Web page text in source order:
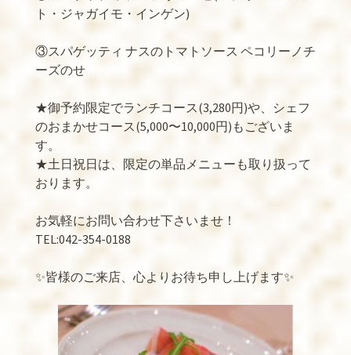
ト・ジャガイモ・インゲン)
③スパゲッティ ナスのトマトソース ペコリーノチ
ーズのせ
★御予約限定でランチコース(3,280円)や、シェフ
のおまかせコース(5,000〜10,000円)もございま
す。
★土日祝日は、限定の単品メニューも取り扱って
おります。
お気軽にお問い合わせ下さいませ！
TEL:042-354-0188
✨皆様のご来店、心よりお待ち申し上げます✨